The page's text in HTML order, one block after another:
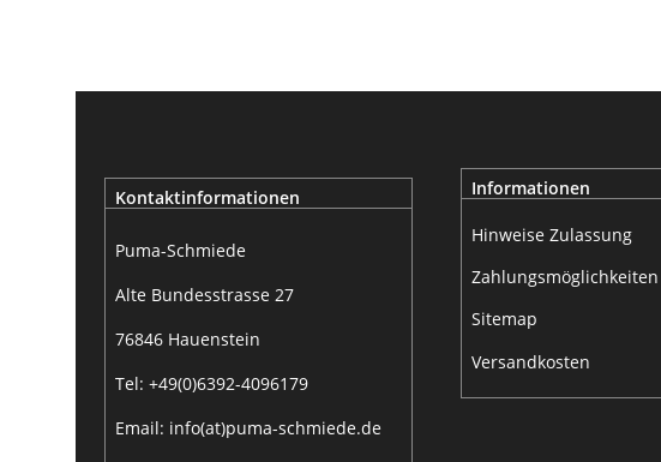
Kontaktinformationen
Puma-Schmiede
Alte Bundesstrasse 27
76846 Hauenstein
Tel: +49(0)6392-4096179
Email: info(at)puma-schmiede.de
Informationen
Hinweise Zulassung
Zahlungsmöglichkeiten
Sitemap
Versandkosten